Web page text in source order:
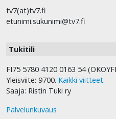
tv7(at)tv7.fi
etunimi.sukunimi@tv7.fi
Tukitili
FI75 5780 4120 0163 54
Yleisviite: 9700. Kaikki viitteet.
Saaja: Ristin Tuki ry
Palvelunkuvaus